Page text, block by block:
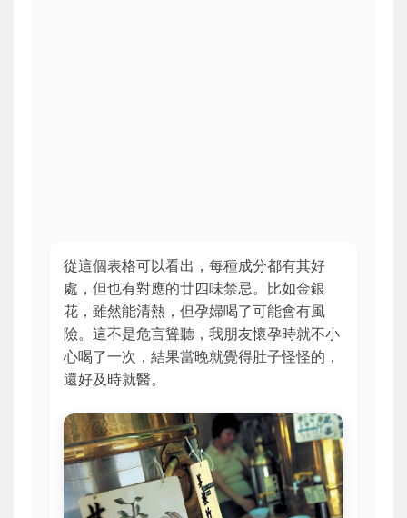
從這個表格可以看出，每種成分都有其好
處，但也有對應的廿四味禁忌。比如金銀
花，雖然能清熱，但孕婦喝了可能會有風
險。這不是危言聳聽，我朋友懷孕時就不小
心喝了一次，結果當晚就覺得肚子怪怪的，
還好及時就醫。